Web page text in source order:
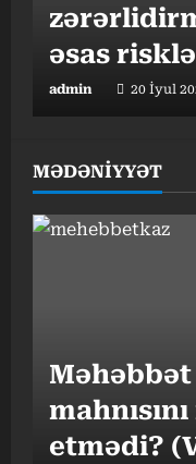
əsas
admin 20 İyul
MƏDƏNİYYƏT
Məhəbbət
etmədi?